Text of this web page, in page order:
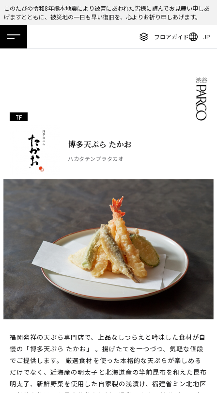
このたびの令和8年熊本地震により被害にあわれた皆様に謹んでお見舞い申しあ
げますとともに、被災地の一日も早い復旧を、心よりお祈り申しあげます。
フロアガイド JP
ホーム 特集 ニュース イベント アクセス
イベント・ポップアップ
ニュース
TAX FREE
PARCOメンバーズ
オンラインストア
リクルート
ENGLISH
繁体字
日本語
7F
博多天ぷら たかお
ハカタテンプラタカオ
福岡発祥の天ぷら専門店で、上品なしつらえと吟味した食材が自
慢の「博多天ぷら たかお」 。揚げたてを一つづつ、気軽な値段
でご提供します。 厳選食材を使った本格的な天ぷらが楽しめる
だけでなく、近海産の明太子と北海道産の竿前昆布を和えた昆布
明太子、新鮮野菜を使用した自家製の浅漬け、福建省ミン北地区